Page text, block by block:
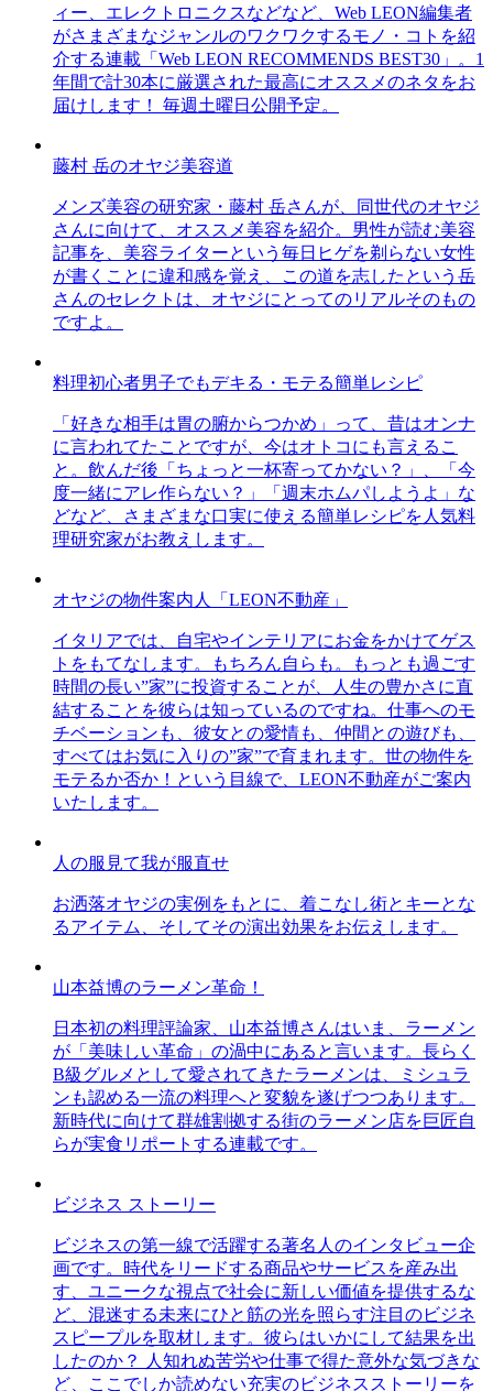
ィー、エレクトロニクスなどなど、Web LEON編集者
がさまざまなジャンルのワクワクするモノ・コトを紹
介する連載「Web LEON RECOMMENDS BEST30」。1
年間で計30本に厳選された最高にオススメのネタをお
届けします！ 毎週土曜日公開予定。
藤村 岳のオヤジ美容道
メンズ美容の研究家・藤村 岳さんが、同世代のオヤジ
さんに向けて、オススメ美容を紹介。男性が読む美容
記事を、美容ライターという毎日ヒゲを剃らない女性
が書くことに違和感を覚え、この道を志したという岳
さんのセレクトは、オヤジにとってのリアルそのもの
ですよ。
料理初心者男子でもデキる・モテる簡単レシピ
「好きな相手は胃の腑からつかめ」って、昔はオンナ
に言われてたことですが、今はオトコにも言えるこ
と。飲んだ後「ちょっと一杯寄ってかない？」、「今
度一緒にアレ作らない？」「週末ホムパしようよ」な
どなど、さまざまな口実に使える簡単レシピを人気料
理研究家がお教えします。
オヤジの物件案内人「LEON不動産」
イタリアでは、自宅やインテリアにお金をかけてゲス
トをもてなします。もちろん自らも。もっとも過ごす
時間の長い”家”に投資することが、人生の豊かさに直
結することを彼らは知っているのですね。仕事へのモ
チベーションも、彼女との愛情も、仲間との遊びも、
すべてはお気に入りの”家”で育まれます。世の物件を
モテるか否か！という目線で、LEON不動産がご案内
いたします。
人の服見て我が服直せ
お洒落オヤジの実例をもとに、着こなし術とキーとな
るアイテム、そしてその演出効果をお伝えします。
山本益博のラーメン革命！
日本初の料理評論家、山本益博さんはいま、ラーメン
が「美味しい革命」の渦中にあると言います。長らく
B級グルメとして愛されてきたラーメンは、ミシュラ
ンも認める一流の料理へと変貌を遂げつつあります。
新時代に向けて群雄割拠する街のラーメン店を巨匠自
らが実食リポートする連載です。
ビジネス ストーリー
ビジネスの第一線で活躍する著名人のインタビュー企
画です。時代をリードする商品やサービスを産み出
す、ユニークな視点で社会に新しい価値を提供するな
ど、混迷する未来にひと筋の光を照らす注目のビジネ
スピープルを取材します。彼らはいかにして結果を出
したのか？ 人知れぬ苦労や仕事で得た意外な気づきな
ど、ここでしか読めない充実のビジネスストーリーを